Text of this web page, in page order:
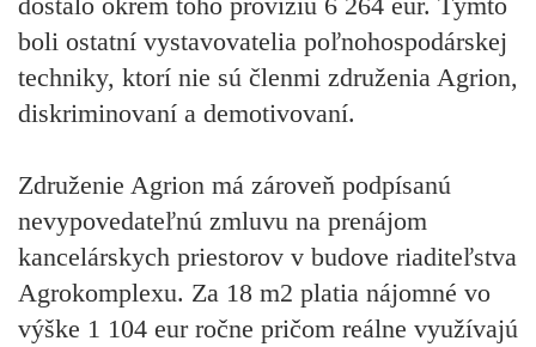
boli ostatní vystavovatelia poľnohospodárskej
techniky, ktorí nie sú členmi združenia Agrion,
diskriminovaní a demotivovaní.
Združenie Agrion má zároveň podpísanú
nevypovedateľnú zmluvu na prenájom
kancelárskych priestorov v budove riaditeľstva
Agrokomplexu. Za 18 m2 platia nájomné vo
výške 1 104 eur ročne pričom reálne využívajú